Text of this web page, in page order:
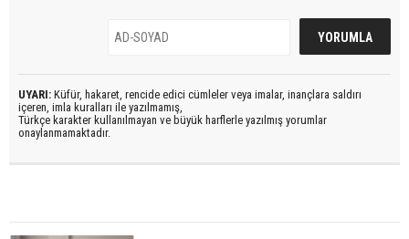
UYARI: Küfür, hakaret, rencide edici cümleler veya imalar, inançlara saldırı
içeren, imla kuralları ile yazılmamış,
Türkçe karakter kullanılmayan ve büyük harflerle yazılmış yorumlar
onaylanmamaktadır.